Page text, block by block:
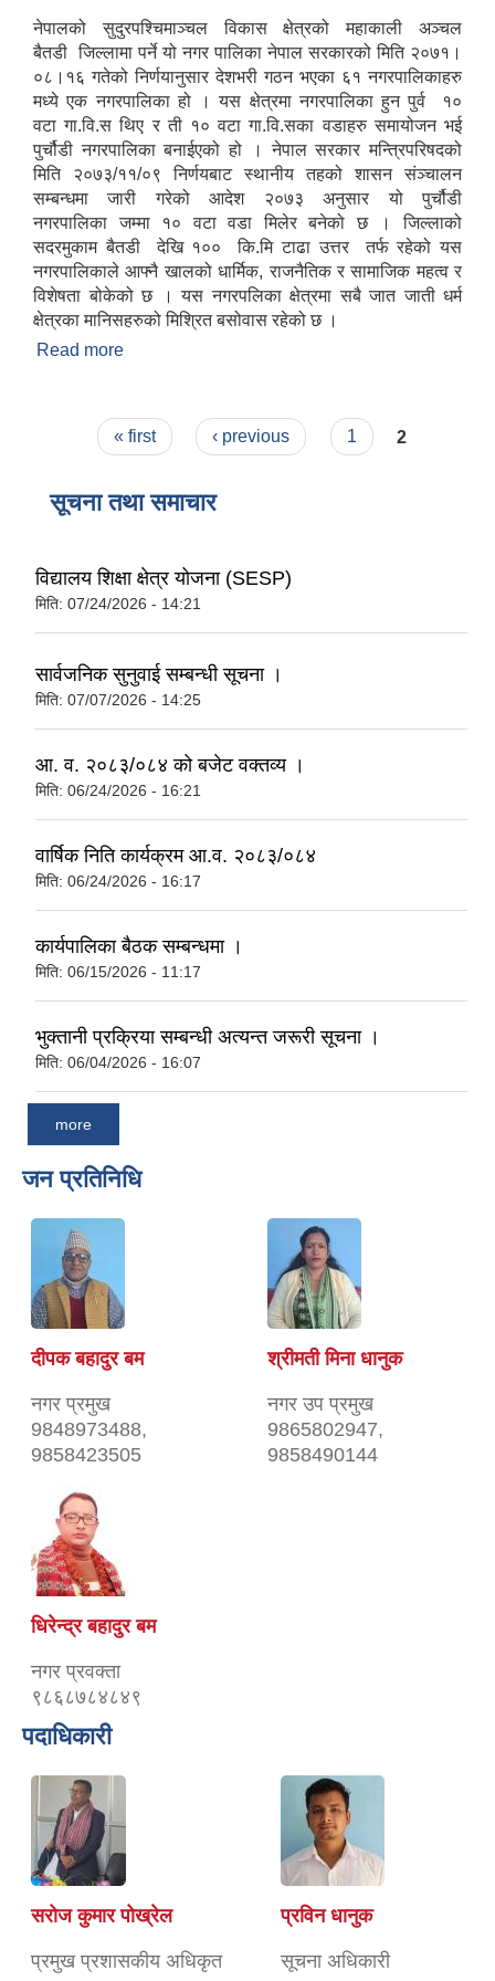
नेपालको सुदुरपश्चिमाञ्चल विकास क्षेत्रको महाकाली अञ्चल
बैतडी जिल्लामा पर्ने यो नगर पालिका नेपाल सरकारको मिति २०७१।
०८।१६ गतेको निर्णयानुसार देशभरी गठन भएका ६१ नगरपालिकाहरु
मध्ये एक नगरपालिका हो । यस क्षेत्रमा नगरपालिका हुन पुर्व १०
वटा गा.वि.स थिए र ती १० वटा गा.वि.सका वडाहरु समायोजन भई
पुर्चौडी नगरपालिका बनाईएको हो । नेपाल सरकार मन्त्रिपरिषदको
मिति २०७३/११/०९ निर्णयबाट स्थानीय तहको शासन संञ्चालन
सम्बन्धमा जारी गरेको आदेश २०७३ अनुसार यो पुर्चौडी
नगरपालिका जम्मा १० वटा वडा मिलेर बनेको छ । जिल्लाको
सदरमुकाम बैतडी देखि १०० कि.मि टाढा उत्तर तर्फ रहेको यस
नगरपालिकाले आफ्नै खालको धार्मिक, राजनैतिक र सामाजिक महत्व र
विशेषता बोकेको छ । यस नगरपलिका क्षेत्रमा सबै जात जाती धर्म
क्षेत्रका मानिसहरुको मिश्रित बसोवास रहेको छ ।
Read more
Pages« first ‹ previous 1 2
सूचना तथा समाचार
विद्यालय शिक्षा क्षेत्र योजना (SESP)
मिति: 07/24/2026 - 14:21
सार्वजनिक सुनुवाई सम्बन्धी सूचना ।
मिति: 07/07/2026 - 14:25
आ. व. २०८३/०८४ को बजेट वक्तव्य ।
मिति: 06/24/2026 - 16:21
वार्षिक निति कार्यक्रम आ.व. २०८३/०८४
मिति: 06/24/2026 - 16:17
कार्यपालिका बैठक सम्बन्धमा ।
मिति: 06/15/2026 - 11:17
भुक्तानी प्रक्रिया सम्बन्धी अत्यन्त जरूरी सूचना ।
मिति: 06/04/2026 - 16:07
more
जन प्रतिनिधि
दीपक बहादुर बम
नगर प्रमुख
9848973488,
9858423505
श्रीमती मिना धानुक
नगर उप प्रमुख
9865802947,
9858490144
धिरेन्द्र बहादुर बम
नगर प्रवक्ता
९८६८७८४८४९
पदाधिकारी
सरोज कुमार पोख्रेल
प्रमुख प्रशासकीय अधिकृत
प्रविन धानुक
सूचना अधिकारी